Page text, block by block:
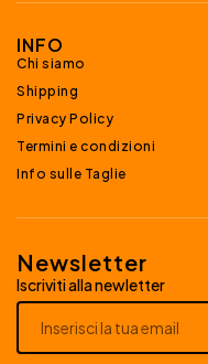
INFO
Chi siamo
Shipping
Privacy Policy
Termini e condizioni
Info sulle Taglie
Newsletter
Iscriviti alla newletter